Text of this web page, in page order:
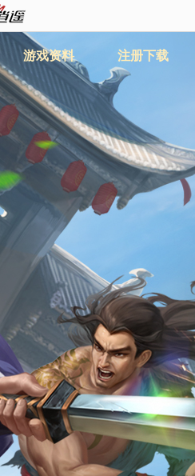
游戏资料 注册下载